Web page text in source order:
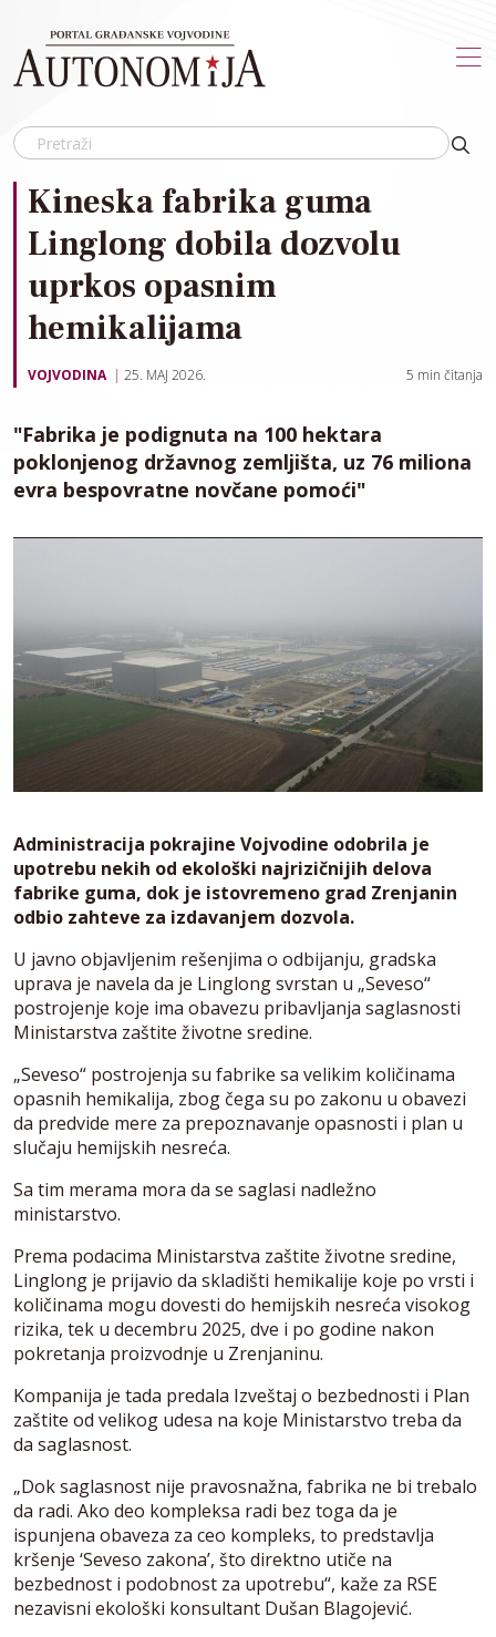
Kineska fabrika guma
Linglong dobila dozvolu
uprkos opasnim
hemikalijama
VOJVODINA 25. MAJ 2026. 5 min čitanja
"Fabrika je podignuta na 100 hektara
poklonjenog državnog zemljišta, uz 76 miliona
evra bespovratne novčane pomoći"
Administracija pokrajine Vojvodine odobrila je
upotrebu nekih od ekološki najrizičnijih delova
fabrike guma, dok je istovremeno grad Zrenjanin
odbio zahteve za izdavanjem dozvola.
U javno objavljenim rešenjima o odbijanju, gradska
uprava je navela da je Linglong svrstan u „Seveso“
postrojenje koje ima obavezu pribavljanja saglasnosti
Ministarstva zaštite životne sredine.
„Seveso“ postrojenja su fabrike sa velikim količinama
opasnih hemikalija, zbog čega su po zakonu u obavezi
da predvide mere za prepoznavanje opasnosti i plan u
slučaju hemijskih nesreća.
Sa tim merama mora da se saglasi nadležno
ministarstvo.
Prema podacima Ministarstva zaštite životne sredine,
Linglong je prijavio da skladišti hemikalije koje po vrsti i
količinama mogu dovesti do hemijskih nesreća visokog
rizika, tek u decembru 2025, dve i po godine nakon
pokretanja proizvodnje u Zrenjaninu.
Kompanija je tada predala Izveštaj o bezbednosti i Plan
zaštite od velikog udesa na koje Ministarstvo treba da
da saglasnost.
„Dok saglasnost nije pravosnažna, fabrika ne bi trebalo
da radi. Ako deo kompleksa radi bez toga da je
ispunjena obaveza za ceo kompleks, to predstavlja
kršenje ‘Seveso zakona’, što direktno utiče na
bezbednost i podobnost za upotrebu“, kaže za RSE
nezavisni ekološki konsultant Dušan Blagojević.